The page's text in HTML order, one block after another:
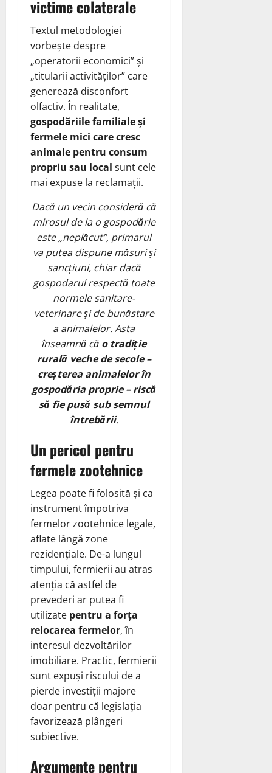
victime colaterale
Textul metodologiei
vorbește despre
„operatorii economici” și
„titularii activităților” care
generează disconfort
olfactiv. În realitate,
gospodăriile familiale și
fermele mici care cresc
animale pentru consum
propriu sau local sunt cele
mai expuse la reclamații.
Dacă un vecin consideră că
mirosul de la o gospodărie
este „neplăcut”, primarul
va putea dispune măsuri și
sancțiuni, chiar dacă
gospodarul respectă toate
normele sanitare-
veterinare și de bunăstare
a animalelor. Asta
înseamnă că o tradiție
rurală veche de secole –
creșterea animalelor în
gospodăria proprie – riscă
să fie pusă sub semnul
întrebării.
Un pericol pentru
fermele zootehnice
Legea poate fi folosită și ca
instrument împotriva
fermelor zootehnice legale,
aflate lângă zone
rezidențiale. De-a lungul
timpului, fermierii au atras
atenția că astfel de
prevederi ar putea fi
utilizate pentru a forța
relocarea fermelor, în
interesul dezvoltărilor
imobiliare. Practic, fermierii
sunt expuși riscului de a
pierde investiții majore
doar pentru că legislația
favorizează plângeri
subiective.
Argumente pentru